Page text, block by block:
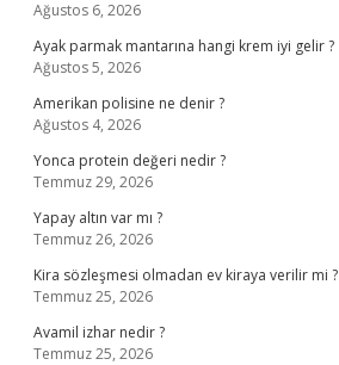
Ağustos 6, 2026
Ayak parmak mantarına hangi krem iyi gelir ?
Ağustos 5, 2026
Amerikan polisine ne denir ?
Ağustos 4, 2026
Yonca protein değeri nedir ?
Temmuz 29, 2026
Yapay altın var mı ?
Temmuz 26, 2026
Kira sözleşmesi olmadan ev kiraya verilir mi ?
Temmuz 25, 2026
Avamil izhar nedir ?
Temmuz 25, 2026